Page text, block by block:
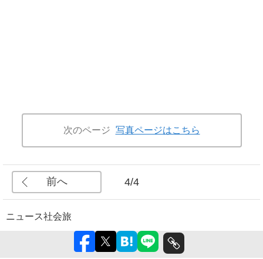
次のページ 写真ページはこちら
前へ 4/4
ニュース社会旅